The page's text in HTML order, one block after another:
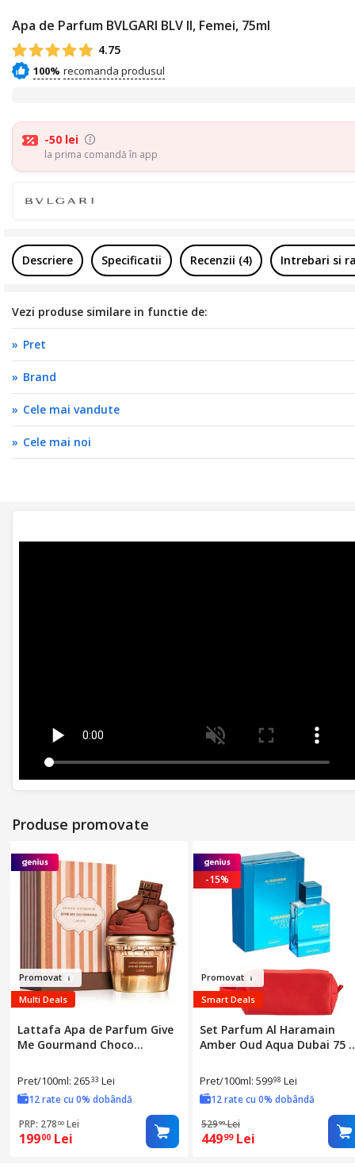
Apa de Parfum BVLGARI BLV II, Femei, 75ml
4.75
100%
-50 lei
la prima comandă în app
Descriere Specificatii Recenzii (4) Intrebari si
Vezi produse similare in functie de:
Pret
Brand
Cele mai vandute
Cele mai noi
Produse promovate
Promovat
Multi Deals
Lattafa Apa de Parfum Give
Me Gourmand Choco
arabesc, note de ciocolată și
vanilie, pentru femei
Pret/100ml: 26533 Lei
12 rate cu 0% dobândă
PRP: 278 00 Lei
19900 Lei
-15%
Promovat
Smart Deals
Set Parfum Al Haramain
Amber Oud Aqua Dubai 75
Arabesc, Barbati Femei
Unisex, Gentuta parfumuri
Pret/100ml: 59998 Lei
12 rate cu 0% dobândă
52999 Lei
44999 Lei